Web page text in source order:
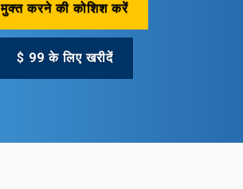
मुक्त करने की कोशिश करें
$ 99 के लिए खरीदें